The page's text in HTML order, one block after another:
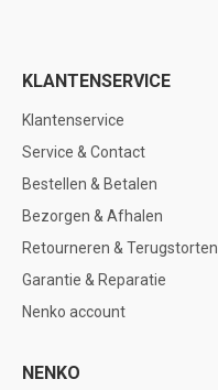
KLANTENSERVICE
Klantenservice
Service & Contact
Bestellen & Betalen
Bezorgen & Afhalen
Retourneren & Terugstorten
Garantie & Reparatie
Nenko account
NENKO